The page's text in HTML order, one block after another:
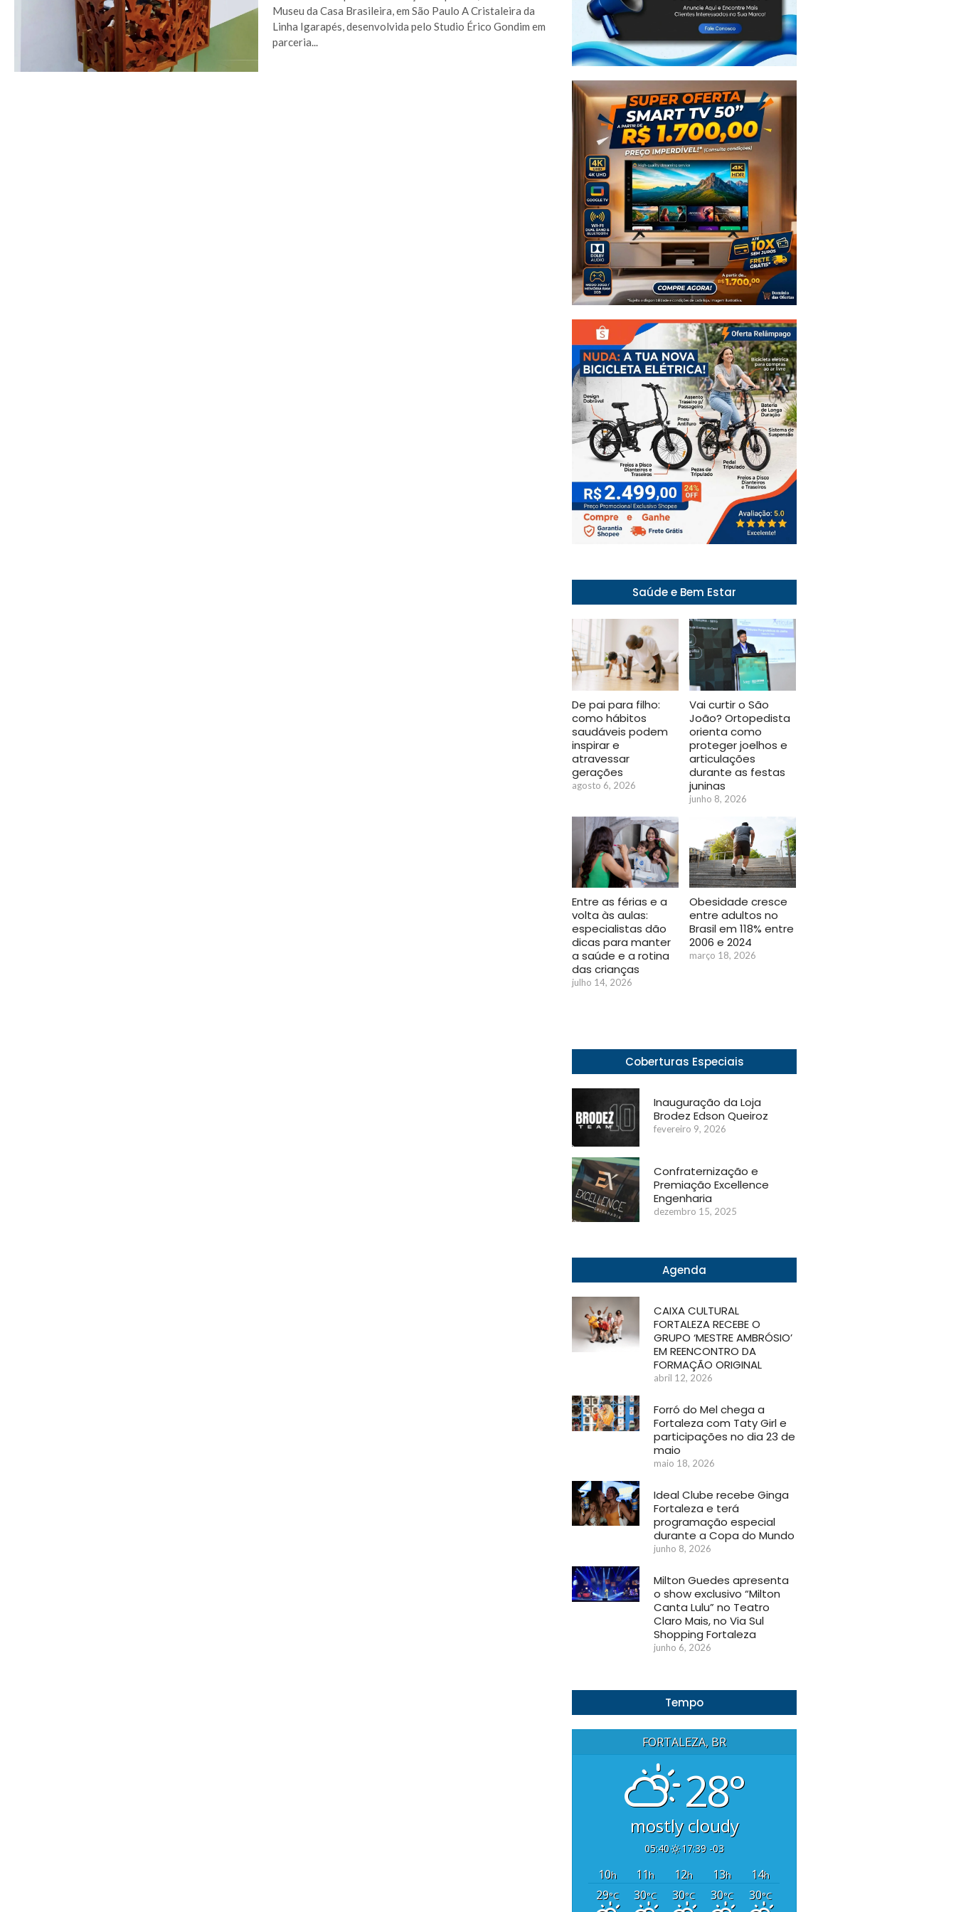
Museu da Casa Brasileira, em São Paulo A Cristaleira da
Linha Igarapés, desenvolvida pelo Studio Érico Gondim em
parceria...
Saúde e Bem Estar
De pai para filho:
como hábitos
saudáveis podem
inspirar e
atravessar
gerações
agosto 6, 2026
Vai curtir o São
João? Ortopedista
orienta como
proteger joelhos e
articulações
durante as festas
juninas
junho 8, 2026
Entre as férias e a
volta às aulas:
especialistas dão
dicas para manter
a saúde e a rotina
das crianças
julho 14, 2026
Obesidade cresce
entre adultos no
Brasil em 118% entre
2006 e 2024
março 18, 2026
Coberturas Especiais
Inauguração da Loja
Brodez Edson Queiroz
fevereiro 9, 2026
Confraternização e
Premiação Excellence
Engenharia
dezembro 15, 2025
Agenda
CAIXA CULTURAL
FORTALEZA RECEBE O
GRUPO ‘MESTRE AMBRÓSIO’
EM REENCONTRO DA
FORMAÇÃO ORIGINAL
abril 12, 2026
Forró do Mel chega a
Fortaleza com Taty Girl e
participações no dia 23 de
maio
maio 18, 2026
Ideal Clube recebe Ginga
Fortaleza e terá
programação especial
durante a Copa do Mundo
junho 8, 2026
Milton Guedes apresenta
o show exclusivo “Milton
Canta Lulu” no Teatro
Claro Mais, no Via Sul
Shopping Fortaleza
junho 6, 2026
Tempo
FORTALEZA, BR
28°
mostly cloudy
05:40 17:39 -03
10h 11h 12h 13h 14h
29°C 30°C 30°C 30°C 30°C